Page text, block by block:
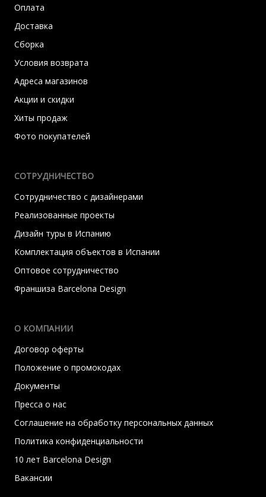
Оплата
Доставка
Сборка
Условия возврата
Адреса магазинов
Акции и скидки
Хиты продаж
Фото покупателей
СОТРУДНИЧЕСТВО
Сотрудничество с дизайнерами
Реализованные проекты
Дизайн туры в Испанию
Комплектация объектов в Испании
Оптовое сотрудничество
Франшиза Barcelona Design
О КОМПАНИИ
Договор оферты
Положение о промокодах
Документы
Пресса о нас
Соглашение на обработку персональных данных
Политика конфиденциальности
10 лет Barcelona Design
Вакансии